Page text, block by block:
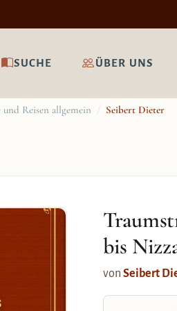
SUCHE ÜBER UNS
und Reisen allgemein / Seibert Dieter
bis
von Seibert